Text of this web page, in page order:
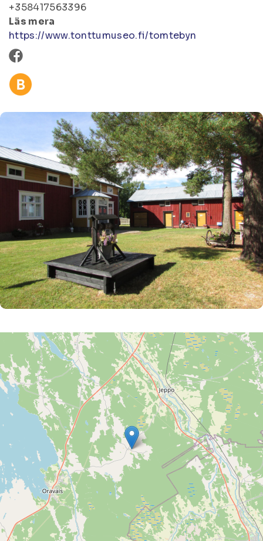
+358417563396
Läs mera
https://www.tonttumuseo.fi/tomtebyn